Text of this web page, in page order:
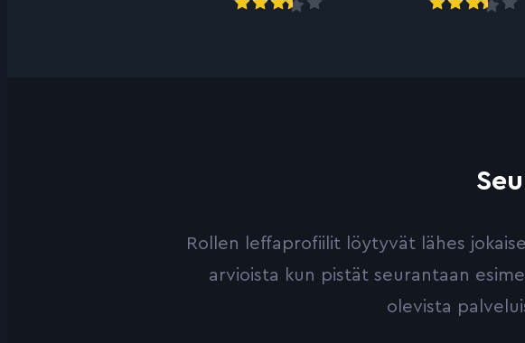
Rollen leffaprofiilit löytyvät lähes
arvioista kun pistät seurantaan
olevista